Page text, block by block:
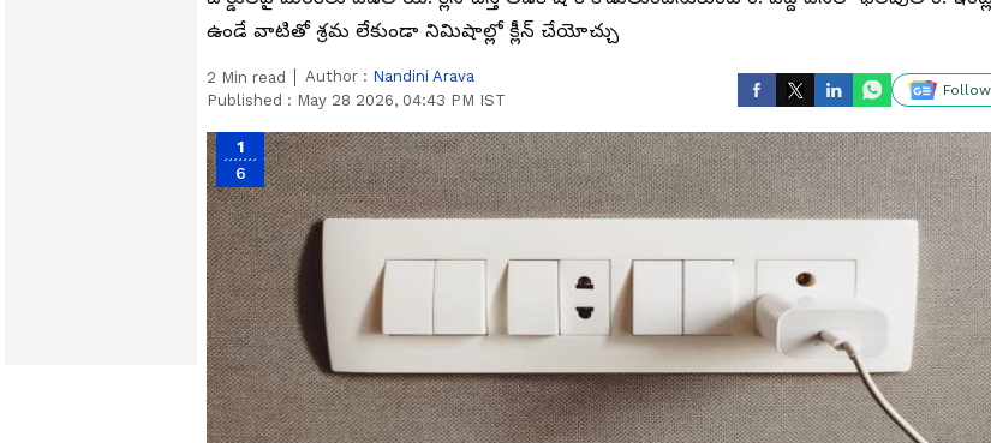
ఉండే వాటితో శ్రమ లేకుండా నిమిషాల్లో క్లీన్ చేయోచ్చు
2 Min read Author : Nandini Arava
Published : May 28 2026, 04:43 PM IST
1
6